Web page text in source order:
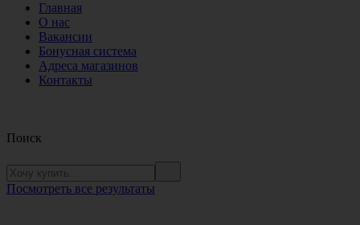
Главная
О нас
Вакансии
Бонусная система
Адреса магазинов
Контакты
Поиск
Посмотреть все результаты